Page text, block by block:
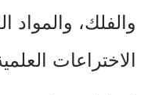
والفلك، والمواد
الاختراعات